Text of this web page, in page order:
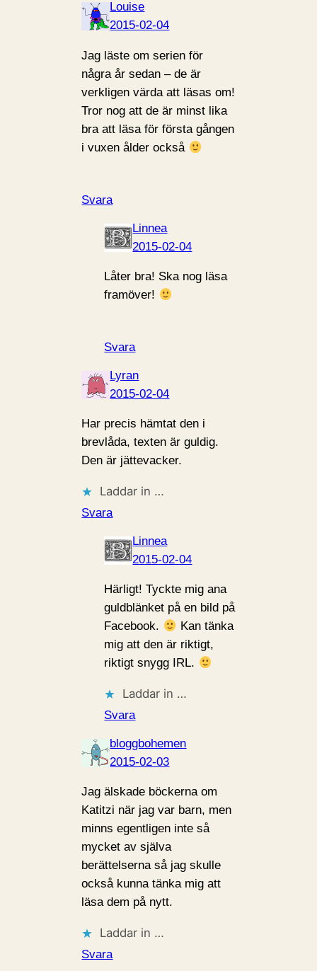
Louise
2015-02-04
Jag läste om serien för
några år sedan – de är
verkligen värda att läsas om!
Tror nog att de är minst lika
bra att läsa för första gången
i vuxen ålder också
Svara
Linnea
2015-02-04
Låter bra! Ska nog läsa
framöver!
Svara
Lyran
2015-02-04
Har precis hämtat den i
brevlåda, texten är guldig.
Den är jättevacker.
Laddar in …
Svara
Linnea
2015-02-04
Härligt! Tyckte mig ana
guldblänket på en bild på
Facebook.
Kan tänka
mig att den är riktigt,
riktigt snygg IRL.
Laddar in …
Svara
bloggbohemen
2015-02-03
Jag älskade böckerna om
Katitzi när jag var barn, men
minns egentligen inte så
mycket av själva
berättelserna så jag skulle
också kunna tänka mig att
läsa dem på nytt.
Laddar in …
Svara